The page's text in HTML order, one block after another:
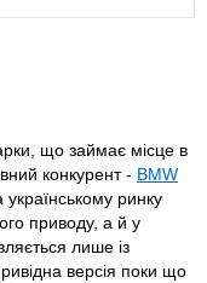
що займає місце в
конкурент - BMW
українському ринку
приводу, а й у
лише із
версія поки що